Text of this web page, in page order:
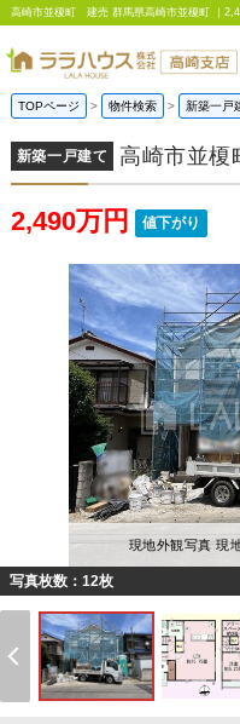
高崎市並榎町 建売 群馬県高崎市並榎町 ｜
TOPページ 物件検索 新築一戸
新築一戸建て 高崎市並
2,490万円 値下がり
現地外観写真
写真枚数：12枚